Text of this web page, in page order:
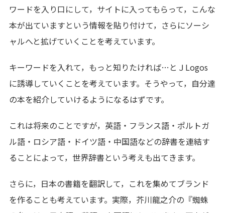
ワードを入り口にして，サイトに入ってもらって，こんな
本が出ていますという情報を貼り付けて，さらにソーシ
ャルへと拡げていくことを考えています。
キーワードを入れて，もっと知りたければ…とＪLogos
に誘導していくことを考えています。そうやって，自分達
の本を紹介していけるようになるはずです。
これは将来のことですが，英語・フランス語・ポルトガ
ル語・ロシア語・ドイツ語・中国語などの辞書を連結す
ることによって，世界辞書という考えも出てきます。
さらに，日本の書籍を翻訳して，これを集めてブランド
を作ることも考えています。実際，芥川龍之介の『蜘蛛